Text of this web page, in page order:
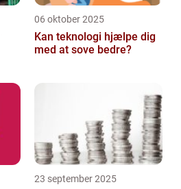
06 oktober 2025
Kan teknologi hjælpe dig
med at sove bedre?
23 september 2025